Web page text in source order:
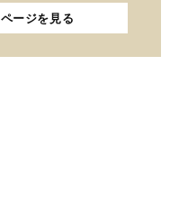
ページを見る